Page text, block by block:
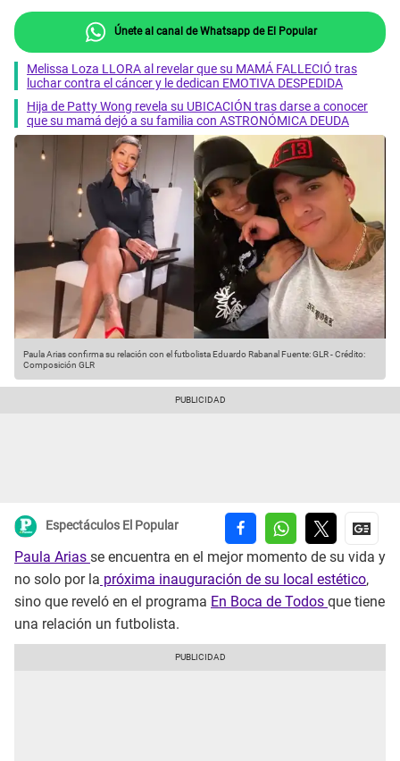
Únete al canal de Whatsapp de El Popular
Melissa Loza LLORA al revelar que su MAMÁ FALLECIÓ tras
luchar contra el cáncer y le dedican EMOTIVA DESPEDIDA
Hija de Patty Wong revela su UBICACIÓN tras darse a conocer
que su mamá dejó a su familia con ASTRONÓMICA DEUDA
Paula Arias confirma su relación con el futbolista Eduardo Rabanal Fuente: GLR-Crédito:
Composición GLR
Espectáculos El Popular
Paula Arias se encuentra en el mejor momento de su vida y
no solo por la próxima inauguración de su local estético,
sino que reveló en el programa En Boca de Todos que tiene
una relación un futbolista.